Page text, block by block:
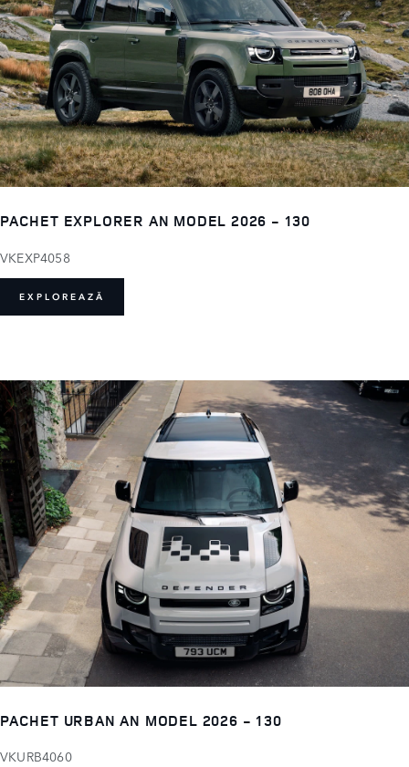
PACHET EXPLORER AN MODEL 2026 - 130
VKEXP4058
EXPLOREAZĂ
PACHET URBAN AN MODEL 2026 - 130
VKURB4060